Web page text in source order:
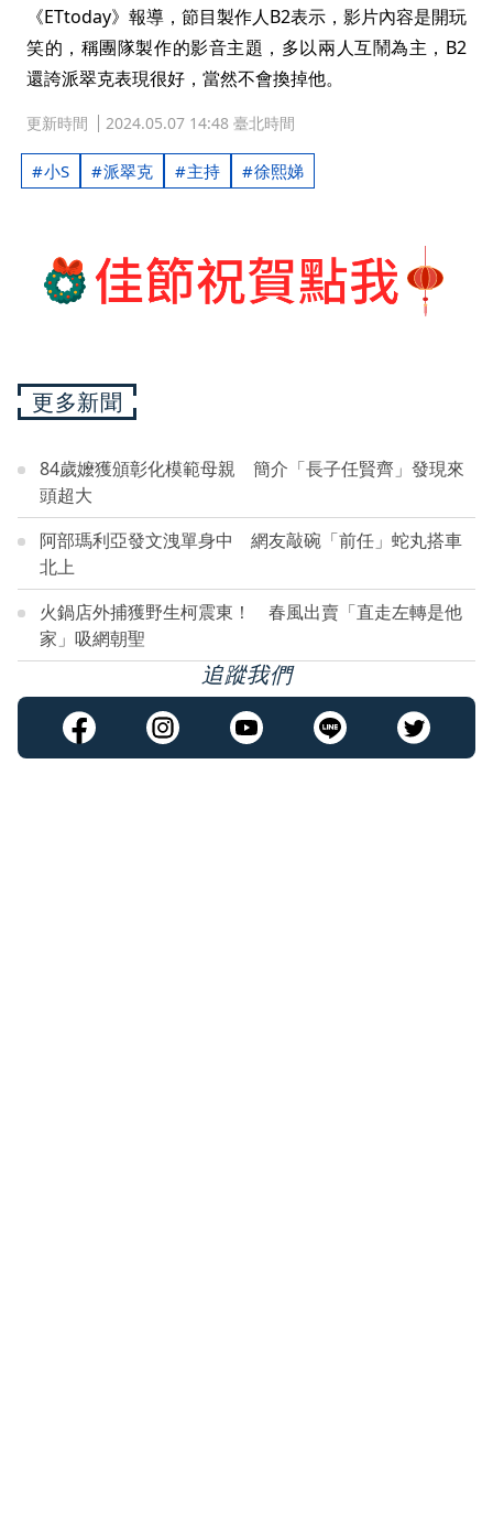
《ETtoday》報導，節目製作人B2表示，影片內容是開玩
笑的，稱團隊製作的影音主題，多以兩人互鬧為主，B2
還誇派翠克表現很好，當然不會換掉他。
更新時間 2024.05.07 14:48 臺北時間
小S 派翠克 主持 徐熙娣
更多新聞
84歲嬤獲頒彰化模範母親 簡介「長子任賢齊」發現來
頭超大
阿部瑪利亞發文洩單身中 網友敲碗「前任」蛇丸搭車
北上
火鍋店外捕獲野生柯震東！ 春風出賣「直走左轉是他
家」吸網朝聖
追蹤我們